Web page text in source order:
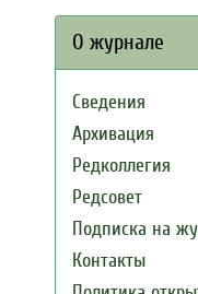
О журнале
Сведения
Архивация
Редколлегия
Редсовет
Подписка на
Контакты